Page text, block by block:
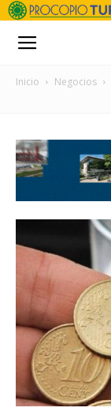
Inicio Negocios